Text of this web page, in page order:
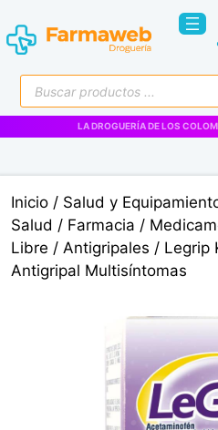
al
contenido
Búsqueda
de
productos
VENTAS
Inicio / Salud y
Salud / Farmacia /
Libre / Antigripales / Legrip
Antigripal Multisíntomas